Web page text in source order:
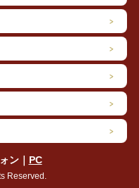
ン｜ PC
Reserved.